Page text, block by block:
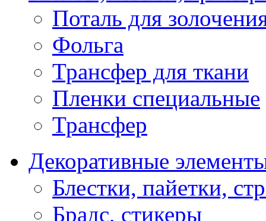
Поталь для
Фольга
Трансфер для ткани
Пленки специальные
Трансфер
Декоративные
Блестки, пайетки,
Брадс, стикеры